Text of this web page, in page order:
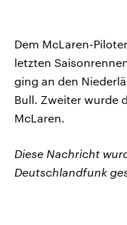
Dem McLaren-
letzten
ging an den
Bull. Zweiter wurde
McLaren.
Diese Nachricht
Deutschlandfunk